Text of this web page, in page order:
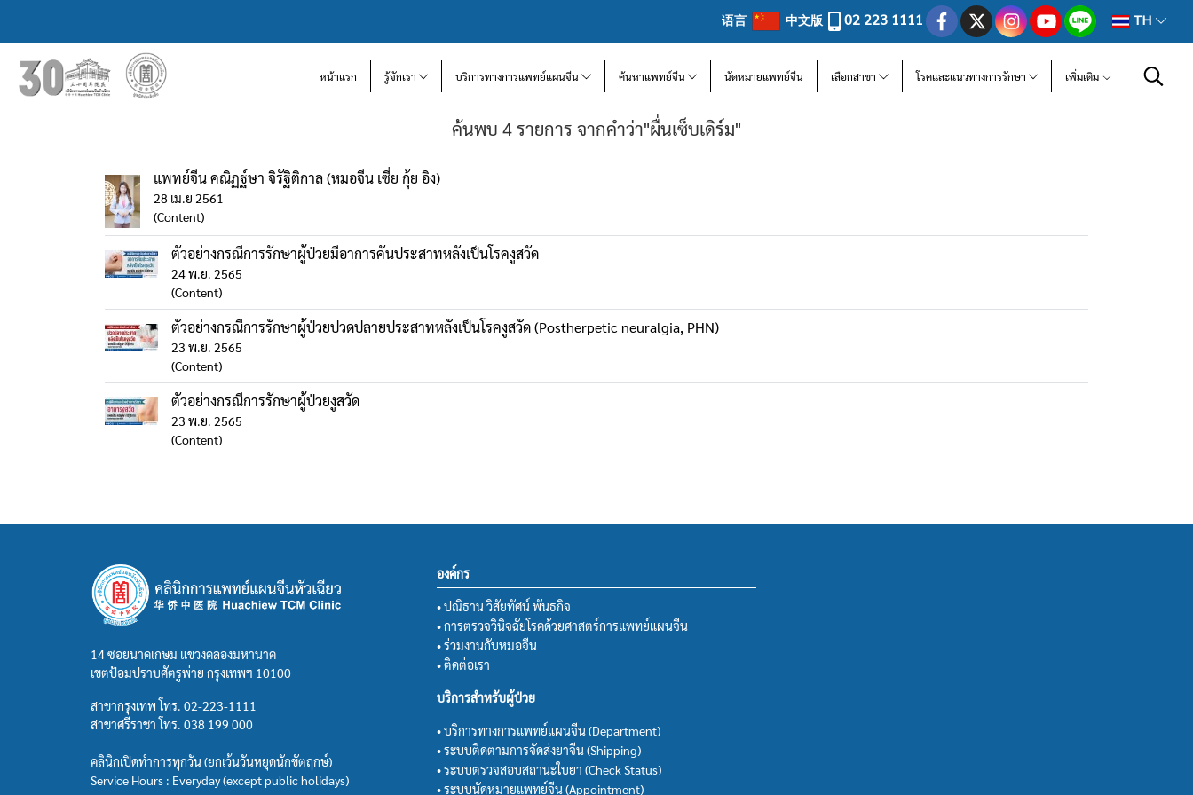
语言 中文版 02 223 1111 TH
หน้าแรก รู้จักเรา บริการทางการแพทย์แผนจีน ค้นหาแพทย์จีน นัดหมายแพทย์จีน เลือกสาขา โรคและแนวทางการรักษา เพิ่มเติม
ค้นพบ 4 รายการ จากคำว่า"ผื่นเซ็บเดิร์ม"
แพทย์จีน คณิฏฐ์ษา จิรัฐิติกาล (หมอจีน เซี่ย กุ้ย อิง)
28 เม.ย 2561
(Content)
ตัวอย่างกรณีการรักษาผู้ป่วยมีอาการคันประสาทหลังเป็นโรคงูสวัด
24 พ.ย. 2565
(Content)
ตัวอย่างกรณีการรักษาผู้ป่วยปวดปลายประสาทหลังเป็นโรคงูสวัด (Postherpetic neuralgia, PHN)
23 พ.ย. 2565
(Content)
ตัวอย่างกรณีการรักษาผู้ป่วยงูสวัด
23 พ.ย. 2565
(Content)
14 ซอยนาคเกษม แขวงคลองมหานาค
เขตป้อมปราบศัตรูพ่าย กรุงเทพฯ 10100
สาขากรุงเทพ โทร. 02-223-1111
สาขาศรีราชา โทร. 038 199 000
คลินิกเปิดทำการทุกวัน (ยกเว้นวันหยุดนักขัตฤกษ์)
Service Hours : Everyday (except public holidays)
องค์กร
• ปณิธาน วิสัยทัศน์ พันธกิจ
• การตรวจวินิจฉัยโรคด้วยศาสตร์การแพทย์แผนจีน
• ร่วมงานกับหมอจีน
• ติดต่อเรา
บริการสำหรับผู้ป่วย
• บริการทางการแพทย์แผนจีน (Department)
• ระบบติดตามการจัดส่งยาจีน (Shipping)
• ระบบตรวจสอบสถานะใบยา (Check Status)
• ระบบนัดหมายแพทย์จีน (Appointment)